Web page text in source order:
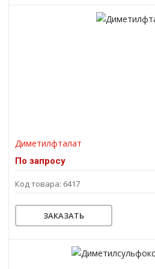
Диметилфталат
По запросу
Код товара: 6417
ЗАКАЗАТЬ